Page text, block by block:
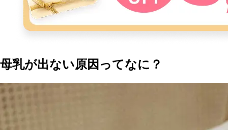
母乳が出ない原因ってなに？